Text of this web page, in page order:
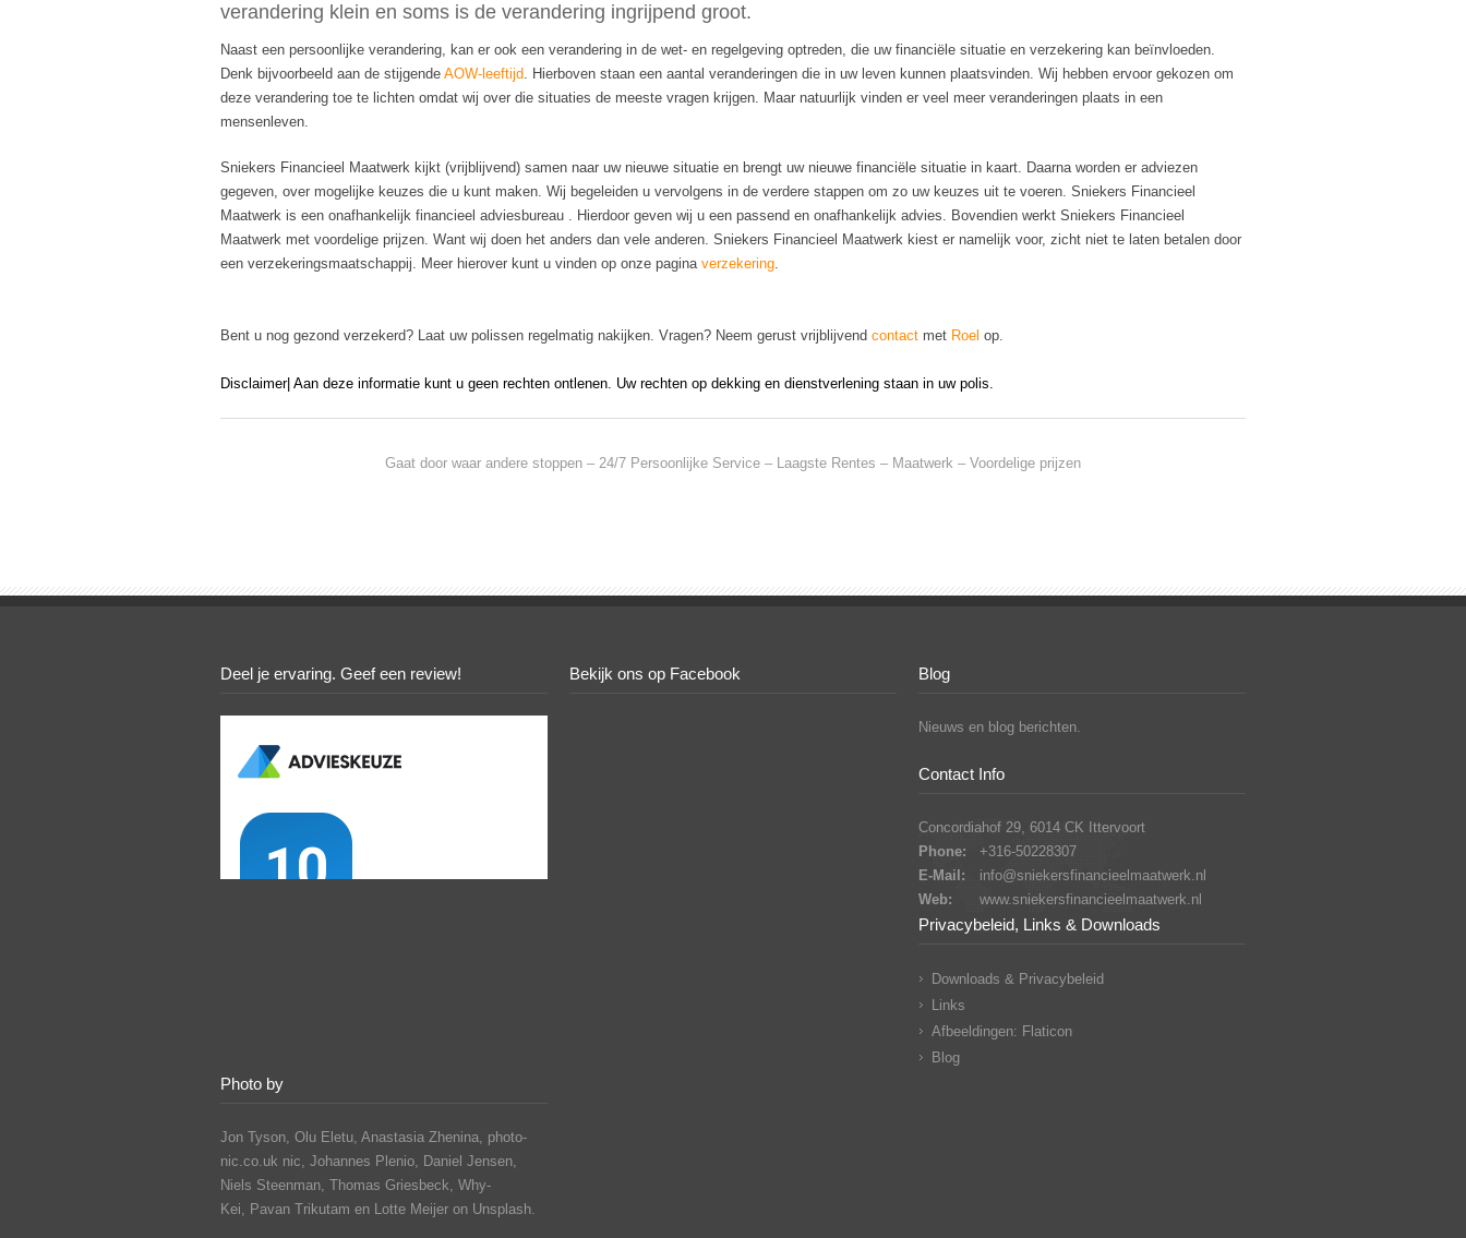
verandering klein en soms is de verandering ingrijpend groot.
Naast een persoonlijke verandering, kan er ook een verandering in de wet- en regelgeving optreden, die uw financiële situatie en verzekering kan beïnvloeden.
Denk bijvoorbeeld aan de stijgende AOW-leeftijd. Hierboven staan een aantal veranderingen die in uw leven kunnen plaatsvinden. Wij hebben ervoor gekozen om
deze verandering toe te lichten omdat wij over die situaties de meeste vragen krijgen. Maar natuurlijk vinden er veel meer veranderingen plaats in een
mensenleven.
Sniekers Financieel Maatwerk kijkt (vrijblijvend) samen naar uw nieuwe situatie en brengt uw nieuwe financiële situatie in kaart. Daarna worden er adviezen
gegeven, over mogelijke keuzes die u kunt maken. Wij begeleiden u vervolgens in de verdere stappen om zo uw keuzes uit te voeren. Sniekers Financieel
Maatwerk is een onafhankelijk financieel adviesbureau . Hierdoor geven wij u een passend en onafhankelijk advies. Bovendien werkt Sniekers Financieel
Maatwerk met voordelige prijzen. Want wij doen het anders dan vele anderen. Sniekers Financieel Maatwerk kiest er namelijk voor, zicht niet te laten betalen door
een verzekeringsmaatschappij. Meer hierover kunt u vinden op onze pagina verzekering.
Bent u nog gezond verzekerd? Laat uw polissen regelmatig nakijken. Vragen? Neem gerust vrijblijvend contact met Roel op.
Disclaimer| Aan deze informatie kunt u geen rechten ontlenen. Uw rechten op dekking en dienstverlening staan in uw polis.
Gaat door waar andere stoppen – 24/7 Persoonlijke Service – Laagste Rentes – Maatwerk – Voordelige prijzen
Deel je ervaring. Geef een review! Bekijk ons op Facebook Blog
Nieuws en blog berichten.
Contact Info
Concordiahof 29, 6014 CK Ittervoort
Phone:
+316-50228307
E-Mail:
info@sniekersfinancieelmaatwerk.nl
Web:
www.sniekersfinancieelmaatwerk.nl
Privacybeleid, Links & Downloads
Downloads & Privacybeleid
Links
Afbeeldingen: Flaticon
Blog
Photo by
Jon Tyson, Olu Eletu, Anastasia Zhenina, photo-
nic.co.uk nic, Johannes Plenio, Daniel Jensen,
Niels Steenman, Thomas Griesbeck, Why-
Kei, Pavan Trikutam en Lotte Meijer on Unsplash.